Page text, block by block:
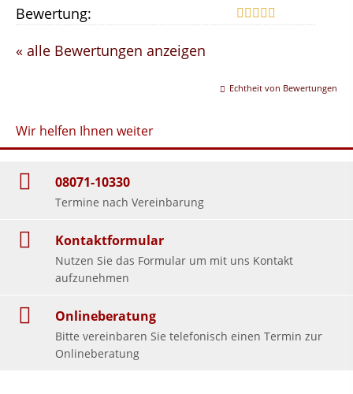
Bewertung:
« alle Bewertungen anzeigen
Echtheit von Bewertungen
Wir helfen Ihnen weiter
08071-10330
Termine nach Vereinbarung
Kontaktformular
Nutzen Sie das Formular um mit uns Kontakt
aufzunehmen
Onlineberatung
Bitte vereinbaren Sie telefonisch einen Termin zur
Onlineberatung